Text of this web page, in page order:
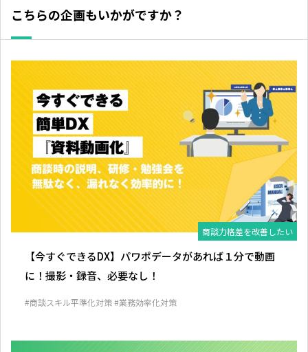
こちらの企画もいかがですか？
商談力格差を改善したい
【今すぐできるDX】パワポデータがあれば１分で動画
に！撮影・録音、必要なし！
#商談スキル平準化対策#業務効率化対策